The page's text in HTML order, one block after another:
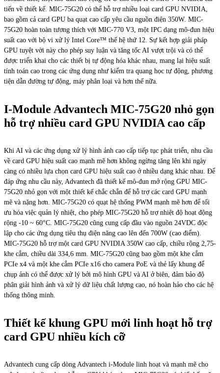
tiến về thiết kế. MIC-75G20 có thể hỗ trợ nhiều loại card GPU NVIDIA,
bao gồm cả card GPU ba quạt cao cấp yêu cầu nguồn điện 350W. MIC-
75G20 hoàn toàn tương thích với MIC-770 V3, một IPC dạng mô-đun hiệu
suất cao với bộ vi xử lý Intel Core™ thế hệ thứ 12. Sự kết hợp giải pháp
GPU tuyệt vời này cho phép suy luận và tăng tốc AI vượt trội và có thể
được triển khai cho các thiết bị tự động hóa khác nhau, mang lại hiệu suất
tính toán cao trong các ứng dụng như kiểm tra quang học tự động, phương
tiện dẫn đường tự động, máy phân loại và hơn thế nữa.
I-Module Advantech MIC-75G20 nhỏ gọn
hỗ trợ nhiều card GPU NVIDIA cao cấp
Khi AI và các ứng dụng xử lý hình ảnh cao cấp tiếp tục phát triển, nhu cầu
về card GPU hiệu suất cao mạnh mẽ hơn không ngừng tăng lên khi ngày
càng có nhiều lựa chọn card GPU hiệu suất cao ở nhiều dạng khác nhau. Để
đáp ứng nhu cầu này, Advantech đã thiết kế mô-đun mở rộng GPU MIC-
75G20 nhỏ gọn với một thiết kế chắc chắn để hỗ trợ các card GPU mạnh
mẽ và nặng hơn. MIC-75G20 có quạt hệ thống PWM mạnh mẽ hơn để tối
ưu hóa việc quản lý nhiệt, cho phép MIC-75G20 hỗ trợ nhiệt độ hoạt động
rộng -10 ~ 60°C. MIC-75G20 cũng cung cấp đầu vào nguồn 24VDC độc
lập cho các ứng dụng tiêu thụ điện năng cao lên đến 700W (cao điểm).
MIC-75G20 hỗ trợ một card GPU NVIDIA 350W cao cấp, chiều rộng 2,75-
khe cắm, chiều dài 334,6 mm. MIC-75G20 cũng bao gồm một khe cắm
PCIe x4 và một khe cắm PCIe x16 cho camera PoE và thẻ lấy khung để
chụp ảnh có thể được xử lý bởi mô hình GPU và AI ở biên, đảm bảo độ
phân giải hình ảnh và xử lý dữ liệu chất lượng cao, nó hoàn hảo cho các hệ
thống thông minh.
Thiết kế khung GPU mới linh hoạt hỗ trợ
card GPU nhiều kích cỡ
Advantech cung cấp dòng Advantech i-Module linh hoạt và mạnh mẽ cho